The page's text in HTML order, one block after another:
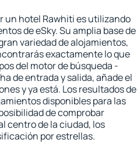
un hotel Rawhiti es utilizando
de eSky. Su amplia base de
variedad de alojamientos,
exactamente lo que
del motor de búsqueda -
de entrada y salida, añade el
y ya está. Los resultados de
disponibles para las
de comprobar
centro de la ciudad, los
por estrellas.